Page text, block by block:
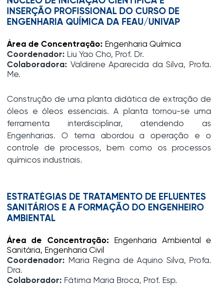
INSERÇÃO PROFISSIONAL DO CURSO DE
ENGENHARIA QUÍMICA DA FEAU/UNIVAP
Área de Concentração: Engenharia Química
Coordenador: Liu Yao Cho, Prof. Dr.
Colaboradora: Valdirene Aparecida da Silva, Profa.
Me.
Construção de uma planta didática de extração de
óleos e óleos essenciais. A planta tornou-se uma
ferramenta interdisciplinar, atendendo as
Engenharias. O tema abordou a operação e o
controle de processos, bem como os processos
químicos industriais.
ESTRATÉGIAS DE TRATAMENTO DE EFLUENTES
SANITÁRIOS E A FORMAÇÃO DO ENGENHEIRO
AMBIENTAL
Área de Concentração: Engenharia Ambiental e
Sanitária, Engenharia Civil
Coordenador: Maria Regina de Aquino Silva, Profa.
Dra.
Colaborador: Fátima Maria Broca, Prof. Esp.